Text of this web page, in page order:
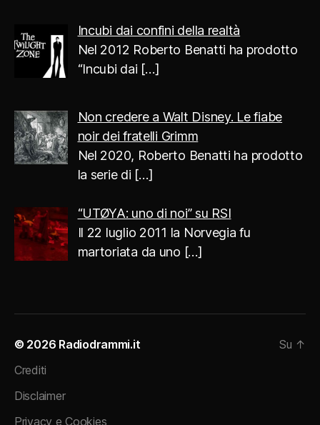
Incubi dai confini della realtà
Nel 2012 Roberto Benatti ha prodotto
“Incubi dai […]
Non credere a Walt Disney. Le fiabe
noir dei fratelli Grimm
Nel 2020, Roberto Benatti ha prodotto
la serie di […]
“UTØYA: uno di noi” su RSI
Il 22 luglio 2011 la Norvegia fu
martoriata da uno […]
© 2026 Radiodrammi.it
Crediti
Disclaimer
Privacy e Cookies
Su ↑